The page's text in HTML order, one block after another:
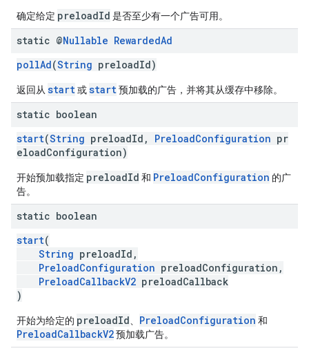
确定给定 preloadId 是否至少有一个广告可用。
static @Nullable RewardedAd
pollAd(String preloadId)
返回从 start或start预加载的广告，并将其从缓存中移除。
static boolean
start(String preloadId, PreloadConfiguration pr
eloadConfiguration)
开始预加载指定 preloadId 和 PreloadConfiguration 的广
告。
static boolean
start(
String preloadId,
PreloadConfiguration preloadConfiguration,
PreloadCallbackV2 preloadCallback
)
开始为给定的 preloadId PreloadConfiguration 和
PreloadCallbackV2预加载广告。